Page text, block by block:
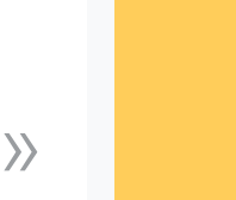
»下一張